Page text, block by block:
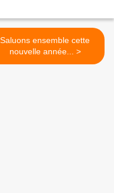
Saluons ensemble cette
nouvelle année... >